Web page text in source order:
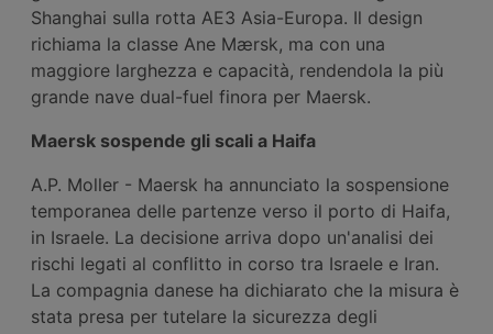
Shanghai sulla rotta AE3 Asia-Europa. Il design
richiama la classe Ane Mærsk, ma con una
maggiore larghezza e capacità, rendendola la più
grande nave dual-fuel finora per Maersk.
Maersk sospende gli scali a Haifa
A.P. Moller - Maersk ha annunciato la sospensione
temporanea delle partenze verso il porto di Haifa,
in Israele. La decisione arriva dopo un'analisi dei
rischi legati al conflitto in corso tra Israele e Iran.
La compagnia danese ha dichiarato che la misura è
stata presa per tutelare la sicurezza degli